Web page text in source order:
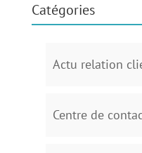
Catégories
Actu relation
Centre de